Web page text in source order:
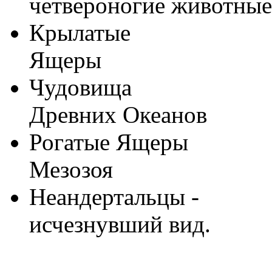
Крылатые
Ящеры
Чудовища
Древних Океанов
Рогатые Ящеры
Мезозоя
Неандертальцы -
исчезнувший вид.